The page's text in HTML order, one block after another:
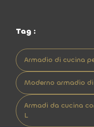
Tag :
Armadio di cucina
Moderno armadio
Armadi da cucina
L